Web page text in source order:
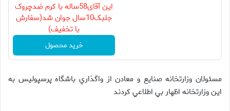
این آقای58ساله با کرم ضدچروک
جلبک10سال جوان شد(سفارش
با تخفیف)
خرید محصول
مسئولان وزارتخانه صنايع و معادن از واگذاري باشگاه پرسپوليس به
اين وزارتخانه اظهار بي اطلاعي کردند